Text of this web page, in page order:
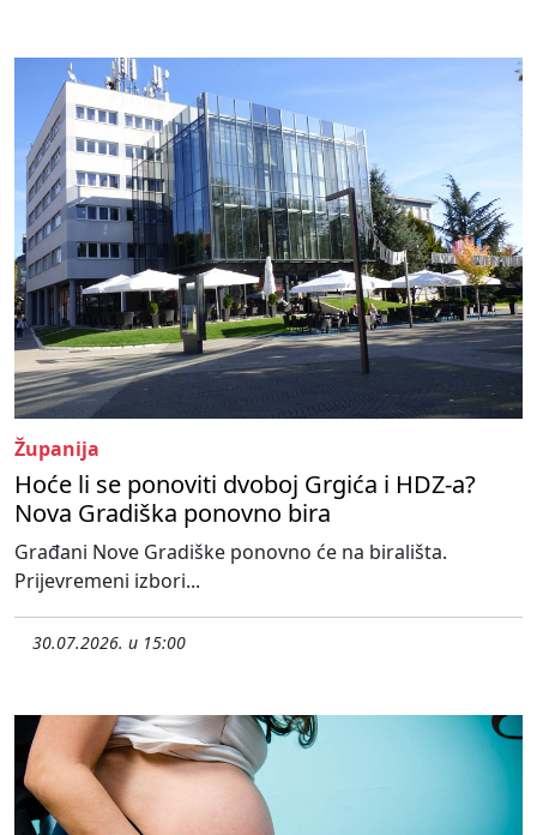
Županija
Hoće li se ponoviti dvoboj Grgića i HDZ-a?
Nova Gradiška ponovno bira
Građani Nove Gradiške ponovno će na birališta.
Prijevremeni izbori...
30.07.2026. u 15:00